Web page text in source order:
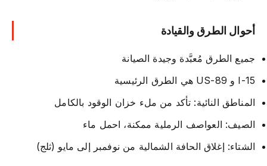
أحوال الطرق والقيادة
جميع الطرق مُعبَّدة وجيدة الصيانة
I-15 و US-89 هي الطرق الرئيسية
المناطق النائية: تأكد من ملء خزان الوقود بالكامل
الصيف: العواصف الرملية ممكنة، احمل ماء
الشتاء: إغلاق الحافة الشمالية من نوفمبر إلى مايو (ثلج)